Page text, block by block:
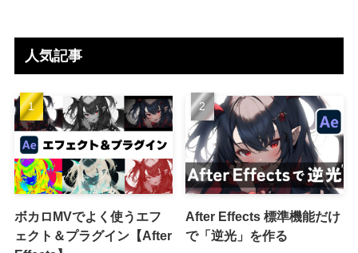
人気記事
ボカロMVでよく使うエフ
ェクト＆プラグイン【After
After Effects 標準機能だけ
で「逆光」を作る